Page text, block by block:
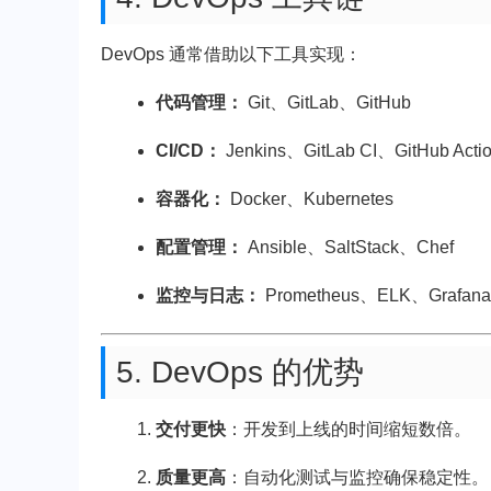
DevOps 通常借助以下工具实现：
代码管理： Git、GitLab、GitHub
CI/CD： Jenkins、GitLab CI、GitHub
容器化： Docker、Kubernetes
配置管理： Ansible、SaltStack、Chef
监控与日志： Prometheus、ELK、Grafana
5. DevOps 的优势
交付更快 ：开发到上线的时间缩短数倍。
质量更高 ：自动化测试与监控确保稳定性。